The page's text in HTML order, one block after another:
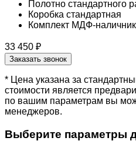
Полотно стандартного
Коробка стандартная
Комплект МДФ-
33 450 ₽
Заказать звонок
* Цена указана за
стоимости является
по вашим параметрам вы
менеджеров.
Выберите параметры